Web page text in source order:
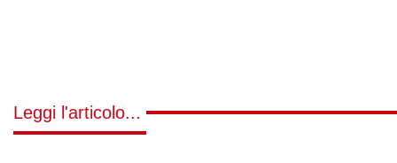
Leggi l'articolo...